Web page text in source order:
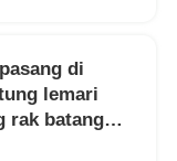
di
lemari
rak batang
tidur